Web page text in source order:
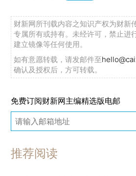
财新网所刊载内容之知识产权为财新
专属所有或持有。未经许可，禁止进
建立镜像等任何使用。
如有意愿转载，请发邮件至
确认及授权后，方可转载。
免费订阅财新网主编精选版电邮
推荐阅读